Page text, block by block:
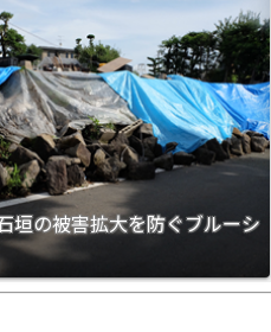
垣の被害拡大を防ぐブルーシ